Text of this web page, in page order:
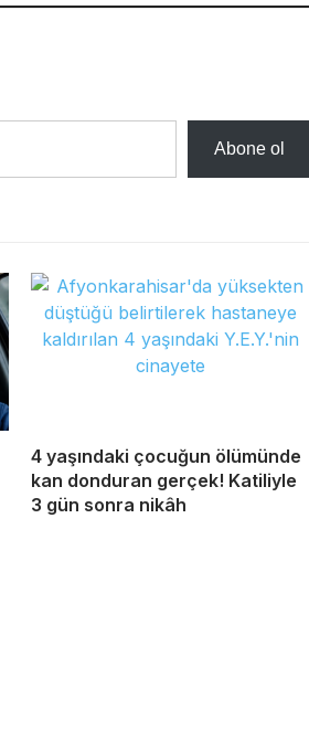
Abone ol
4 yaşındaki çocuğun ölümünde
kan donduran gerçek! Katiliyle
3 gün sonra nikâh